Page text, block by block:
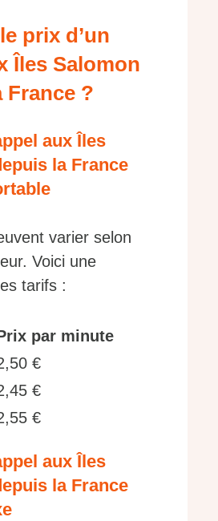
prix d’un
Îles Salomon
France ?
aux Îles
la France
varier selon
Voici une
tarifs :
par minute
€
€
€
aux Îles
la France